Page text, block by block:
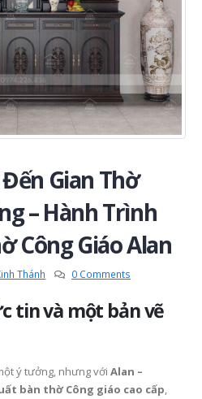
Gian Thờ
– Hành Trình
Công Giáo Alan
Thánh 0 Comments
tin và một bản vẽ
ý tưởng, nhưng với Alan –
bàn thờ Công giáo cao cấp,